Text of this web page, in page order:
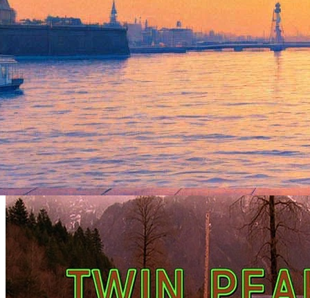
Культовый сериал Дэвида Линча «Твин Пикс» может быть
продолжен. Такое впечатление после общения с руководством
канала Showtime появилось у журналистовNME.
«Мы в восторге от того, что выпустили "Твин Пикс", —
сказал программный директор компании Гари Ливайн. —
Работа была невероятной, реакция фанатов — тоже. Дэвид
(Линч — Прим. Ред.) проделал колоссальную работу, сняв 18
часов телесериала, и сделал это прекрасно».